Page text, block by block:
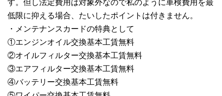
す。但し法定費用は対象外なので私のように車検費用を最
低限に抑える場合、たいしたポイントは付きません。
・メンテナンスカードの特典として
①エンジンオイル交換基本工賃無料
②オイルフィルター交換基本工賃無料
③エアフィルター交換基本工賃無料
④バッテリー交換基本工賃無料